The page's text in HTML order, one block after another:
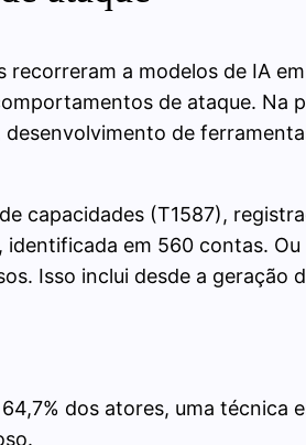
a modelos de IA
de ataque. Na
de
capacidades (T1587),
em 560 contas.
Isso inclui desde a
dos atores, uma técnica